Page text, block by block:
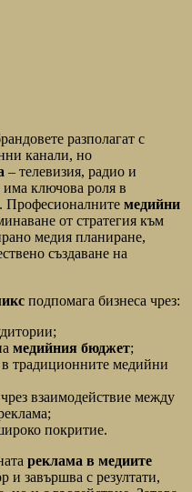
разполагат с
канали, но
– телевизия, радио и
ключова роля в
Професионалните медийни
от стратегия към
медия планиране,
създаване на
подпомага бизнеса чрез:
медийния бюджет;
в традиционните медийни
взаимодействие между
покритие.
реклама в медиите
и завършва с резултати,